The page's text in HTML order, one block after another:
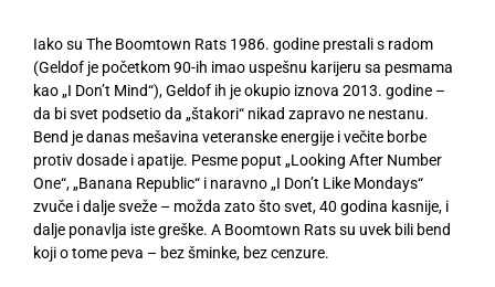
Iako su The Boomtown Rats 1986. godine prestali s radom
(Geldof je početkom 90-ih imao uspešnu karijeru sa pesmama
kao „I Don’t Mind“), Geldof ih je okupio iznova 2013. godine –
da bi svet podsetio da „štakori“ nikad zapravo ne nestanu.
Bend je danas mešavina veteranske energije i večite borbe
protiv dosade i apatije. Pesme poput „Looking After Number
One“, „Banana Republic“ i naravno „I Don’t Like Mondays“
zvuče i dalje sveže – možda zato što svet, 40 godina kasnije, i
dalje ponavlja iste greške. A Boomtown Rats su uvek bili bend
koji o tome peva – bez šminke, bez cenzure.